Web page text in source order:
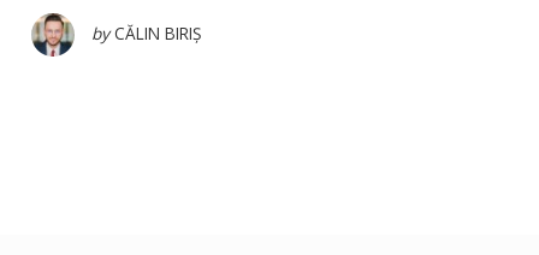
by CĂLIN BIRIȘ